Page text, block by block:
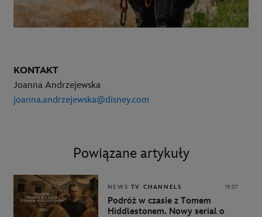
KONTAKT
Joanna Andrzejewska
joanna.andrzejewska@disney.com
Powiązane artykuły
NEWS TV CHANNELS 19.07
Podróż w czasie z Tomem
Hiddlestonem. Nowy serial o